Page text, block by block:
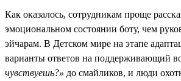
Как оказалось, сотрудникам проще
эмоциональном состоянии боту, чем
эйчарам. В Детском мире на этапе
варианты ответов на поддерживающий
чувствуешь?» до смайликов, и люди